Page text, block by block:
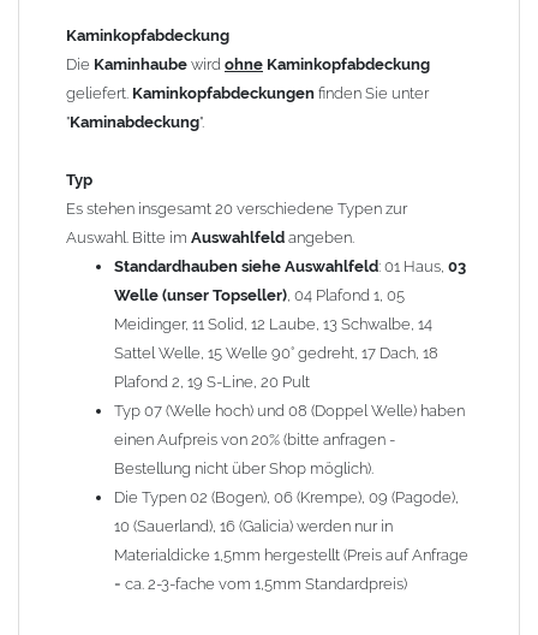
angefertigt.
DieKaminhaubekann mitklappbaren Stützen
für 4 Stützen = 96,89 EUR, Länge ab 1200mm 6 Stützen =
145,39 EUR) geliefert werden.
Ihrem zuständigen
Hinweis: FürKaminhaubenundKaminabdeckungenkönnen wir
Nachnahme anbieten!
Lieferzeit: ca. 1-2 Wochen nach Zahlungseingang
Sonderanfertigung: Die Kaminhaube wird kundenspezifisch
angefertigt - keine Rücknahme möglich!
Zum Bild vergößern, bitte auf das Bild klicken!
Kaminkopfabdeckung
Die Kaminhaube wird ohne Kaminkopfabdeckung
geliefert. Kaminkopfabdeckungen finden Sie unter
"Kaminabdeckung".
Typ
Es stehen insgesamt 20 verschiedene Typen zur
Auswahl. Bitte im Auswahlfeld angeben.
Standardhauben siehe Auswahlfeld: 01 Haus, 03
Welle (unser Topseller), 04 Plafond 1, 05
Meidinger, 11 Solid, 12 Laube, 13 Schwalbe, 14
Sattel Welle, 15 Welle 90° gedreht, 17 Dach, 18
Plafond 2, 19 S-Line, 20 Pult
Typ 07 (Welle hoch) und 08 (Doppel Welle) haben
einen Aufpreis von 20% (bitte anfragen -
Bestellung nicht über Shop möglich).
Die Typen 02 (Bogen), 06 (Krempe), 09 (Pagode),
10 (Sauerland), 16 (Galicia) werden nur in
Materialdicke 1,5mm hergestellt (Preis auf Anfrage
= ca. 2-3-fache vom 1,5mm Standardpreis)